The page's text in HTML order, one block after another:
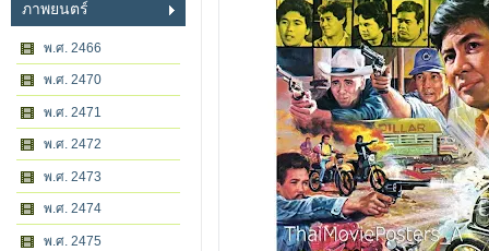
ภาพยนตร์
พ.ศ. 2466
พ.ศ. 2470
พ.ศ. 2471
พ.ศ. 2472
พ.ศ. 2473
พ.ศ. 2474
พ.ศ. 2475